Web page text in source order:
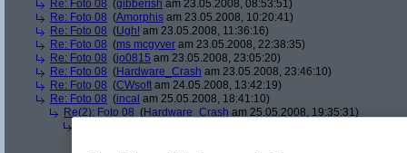
Re: Foto 08 (gibberish am 23.05.2008, 08:53:51)
Re: Foto 08 (Amorphis am 23.05.2008, 10:20:41)
Re: Foto 08 (Ugh! am 23.05.2008, 11:36:16)
Re: Foto 08 (ms mcgyver am 23.05.2008, 22:38:35)
Re: Foto 08 (jo0815 am 23.05.2008, 23:05:20)
Re: Foto 08 (Hardware_Crash am 23.05.2008, 23:46:10)
Re: Foto 08 (CWsoft am 24.05.2008, 13:42:19)
Re: Foto 08 (incal am 25.05.2008, 18:41:10)
Re(2): Foto 08 (Hardware_Crash am 25.05.2008, 19:35:31)